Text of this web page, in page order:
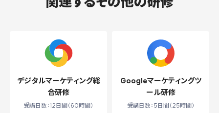
デジタルマーケティング総
合研修
受講日数：12日間（60時間）
Googleマーケティングツ
ール研修
受講日数：5日間（25時間）